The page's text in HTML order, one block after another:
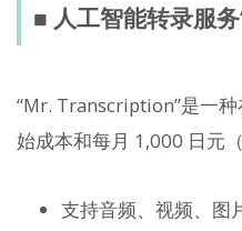
■ 人工智能转录服
“Mr. Transcription”是一
始成本和每月 1,000 日元
支持音频、视频、图